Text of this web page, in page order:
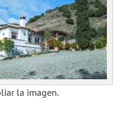
la imagen.